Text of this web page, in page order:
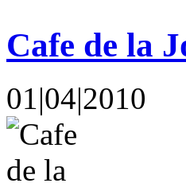
Cafe de la
01|04|2010